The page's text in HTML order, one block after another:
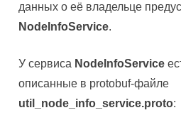
данных о её владельце
NodeInfoService.
У сервиса NodeInfoService
описанные в protobuf-файле
util_node_info_service.proto: